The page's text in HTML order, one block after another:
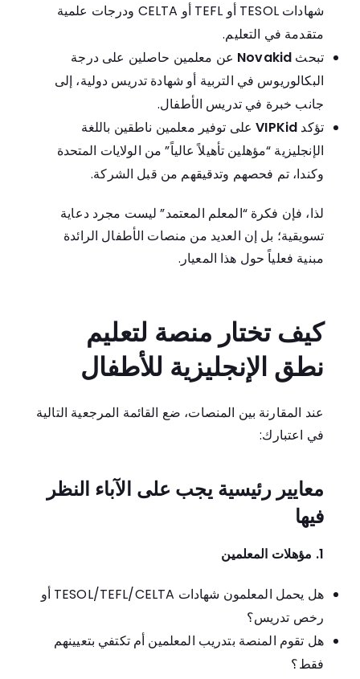
شهادات TESOL أو TEFL أو CELTA ودرجات علمية
متقدمة في التعليم.
تبحث Novakid عن معلمين حاصلين على درجة
البكالوريوس في التربية أو شهادة تدريس دولية، إلى
جانب خبرة في تدريس الأطفال.
تؤكد VIPKidعلى توفير معلمين ناطقين باللغة
الإنجليزية “مؤهلين تأهيلاً عالياً” من الولايات المتحدة
وكندا، تم فحصهم وتدقيقهم من قبل الشركة.
لذا، فإن فكرة “المعلم المعتمد” ليست مجرد دعاية
تسويقية؛ بل إن العديد من منصات الأطفال الرائدة
مبنية فعلياً حول هذا المعيار.
كيف تختار منصة لتعليم
نطق الإنجليزية للأطفال
عند المقارنة بين المنصات، ضع القائمة المرجعية التالية
في اعتبارك:
معايير رئيسية يجب على الآباء النظر
فيها
1. مؤهلات المعلمين
هل يحمل المعلمون شهادات TESOL/TEFL/CELTA أو
رخص تدريس؟
هل تقوم المنصة بتدريب المعلمين أم تكتفي بتعيينهم
فقط؟